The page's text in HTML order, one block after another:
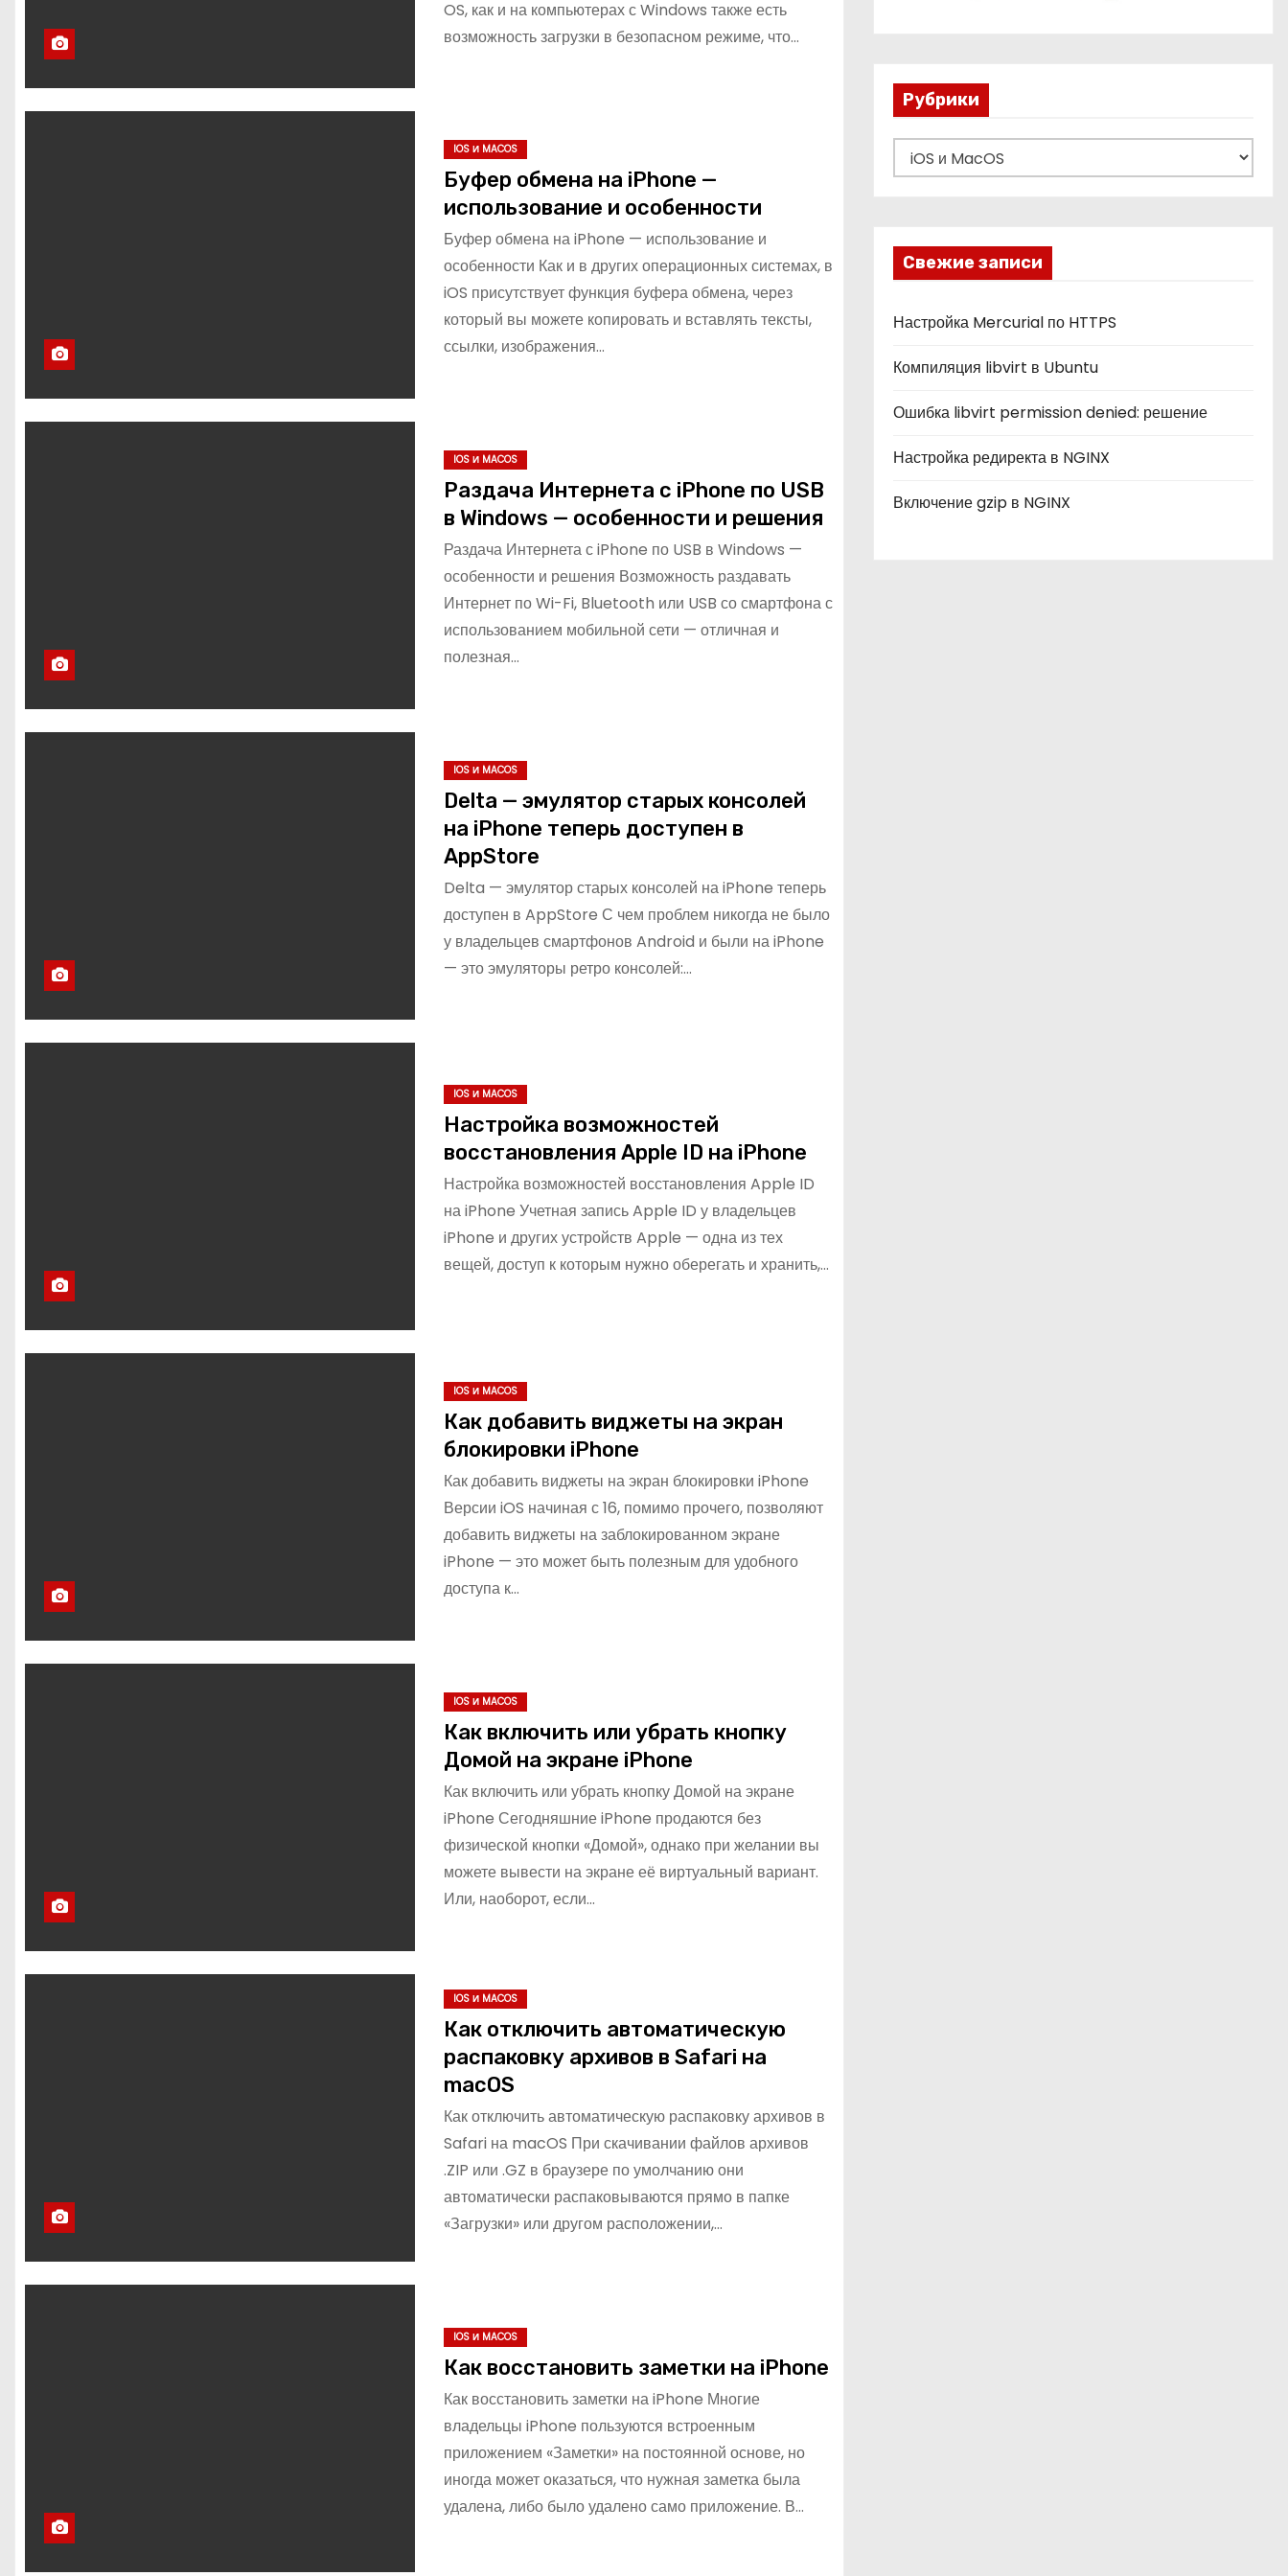
OS, как и на компьютерах с Windows также есть
возможность загрузки в безопасном режиме, что…
IOS И MACOS
Буфер обмена на iPhone —
использование и особенности
Буфер обмена на iPhone — использование и
особенности Как и в других операционных системах, в
iOS присутствует функция буфера обмена, через
который вы можете копировать и вставлять тексты,
ссылки, изображения…
IOS И MACOS
Раздача Интернета с iPhone по USB
в Windows — особенности и решения
Раздача Интернета с iPhone по USB в Windows —
особенности и решения Возможность раздавать
Интернет по Wi-Fi, Bluetooth или USB со смартфона с
использованием мобильной сети — отличная и
полезная…
IOS И MACOS
Delta — эмулятор старых консолей
на iPhone теперь доступен в
AppStore
Delta — эмулятор старых консолей на iPhone теперь
доступен в AppStore С чем проблем никогда не было
у владельцев смартфонов Android и были на iPhone
— это эмуляторы ретро консолей:…
IOS И MACOS
Настройка возможностей
восстановления Apple ID на iPhone
Настройка возможностей восстановления Apple ID
на iPhone Учетная запись Apple ID у владельцев
iPhone и других устройств Apple — одна из тех
вещей, доступ к которым нужно оберегать и хранить,…
IOS И MACOS
Как добавить виджеты на экран
блокировки iPhone
Как добавить виджеты на экран блокировки iPhone
Версии iOS начиная с 16, помимо прочего, позволяют
добавить виджеты на заблокированном экране
iPhone — это может быть полезным для удобного
доступа к…
IOS И MACOS
Как включить или убрать кнопку
Домой на экране iPhone
Как включить или убрать кнопку Домой на экране
iPhone Сегодняшние iPhone продаются без
физической кнопки «Домой», однако при желании вы
можете вывести на экране её виртуальный вариант.
Или, наоборот, если…
IOS И MACOS
Как отключить автоматическую
распаковку архивов в Safari на
macOS
Как отключить автоматическую распаковку архивов в
Safari на macOS При скачивании файлов архивов
.ZIP или .GZ в браузере по умолчанию они
автоматически распаковываются прямо в папке
«Загрузки» или другом расположении,…
IOS И MACOS
Как восстановить заметки на iPhone
Как восстановить заметки на iPhone Многие
владельцы iPhone пользуются встроенным
приложением «Заметки» на постоянной основе, но
иногда может оказаться, что нужная заметка была
удалена, либо было удалено само приложение. В…
Рубрики
у
к
и
Свежие записи
Настройка Mercurial по HTTPS
Компиляция libvirt в Ubuntu
Ошибка libvirt permission denied: решение
Настройка редиректа в NGINX
Включение gzip в NGINX